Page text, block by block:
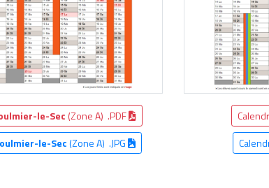
le-Sec (Zone A) .PDF
le-Sec(Zone A) .JPG